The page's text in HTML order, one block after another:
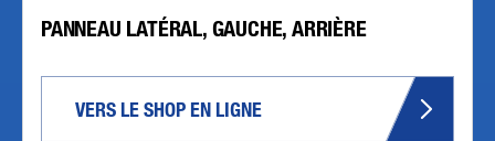
PANNEAU LATÉRAL, GAUCHE, ARRIÈRE
VERS LE SHOP EN LIGNE